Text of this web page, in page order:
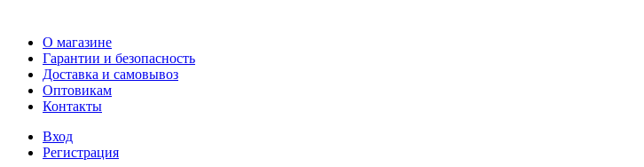
О магазине
Гарантии и безопасность
Доставка и самовывоз
Оптовикам
Контакты
Вход
Регистрация